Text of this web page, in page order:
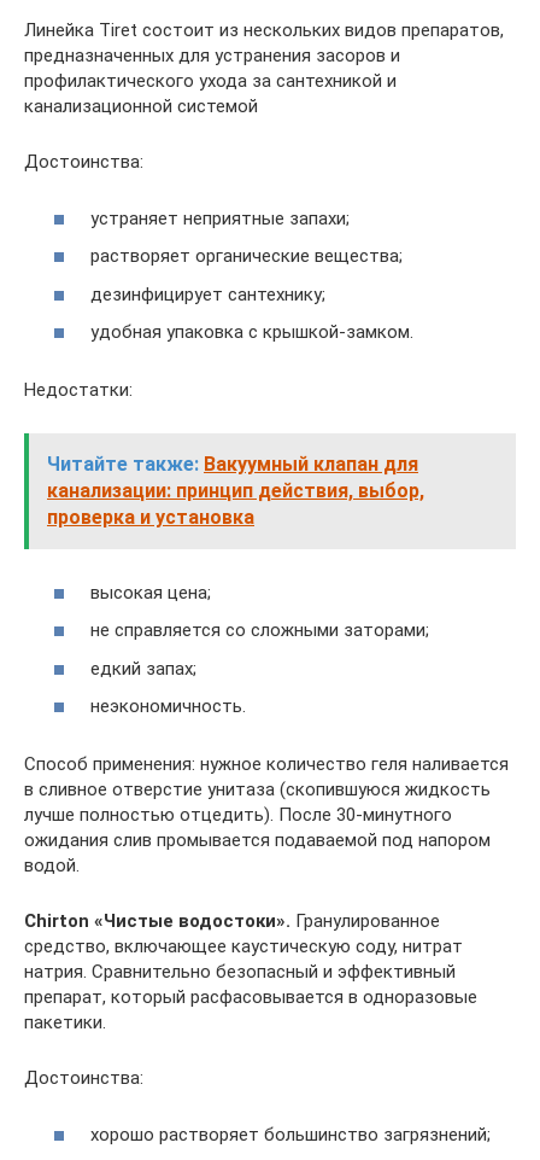
Линейка Tiret состоит из нескольких видов препаратов,
предназначенных для устранения засоров и
профилактического ухода за сантехникой и
канализационной системой
Достоинства:
устраняет неприятные запахи;
растворяет органические вещества;
дезинфицирует сантехнику;
удобная упаковка с крышкой-замком.
Недостатки:
Читайте также: Вакуумный клапан для
канализации: принцип действия, выбор,
проверка и установка
высокая цена;
не справляется со сложными заторами;
едкий запах;
неэкономичность.
Способ применения: нужное количество геля наливается
в сливное отверстие унитаза (скопившуюся жидкость
лучше полностью отцедить). После 30-минутного
ожидания слив промывается подаваемой под напором
водой.
Chirton «Чистые водостоки». Гранулированное
средство, включающее каустическую соду, нитрат
натрия. Сравнительно безопасный и эффективный
препарат, который расфасовывается в одноразовые
пакетики.
Достоинства:
хорошо растворяет большинство загрязнений;